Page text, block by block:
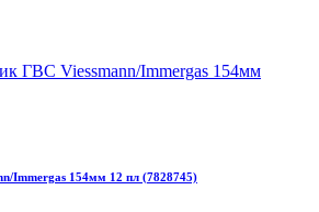
Immergas 154мм 12 пл (7828745)